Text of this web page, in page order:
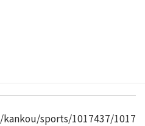
sports/1017437/1017